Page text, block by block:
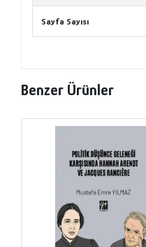
Sayfa Sayısı
Benzer Ürünler